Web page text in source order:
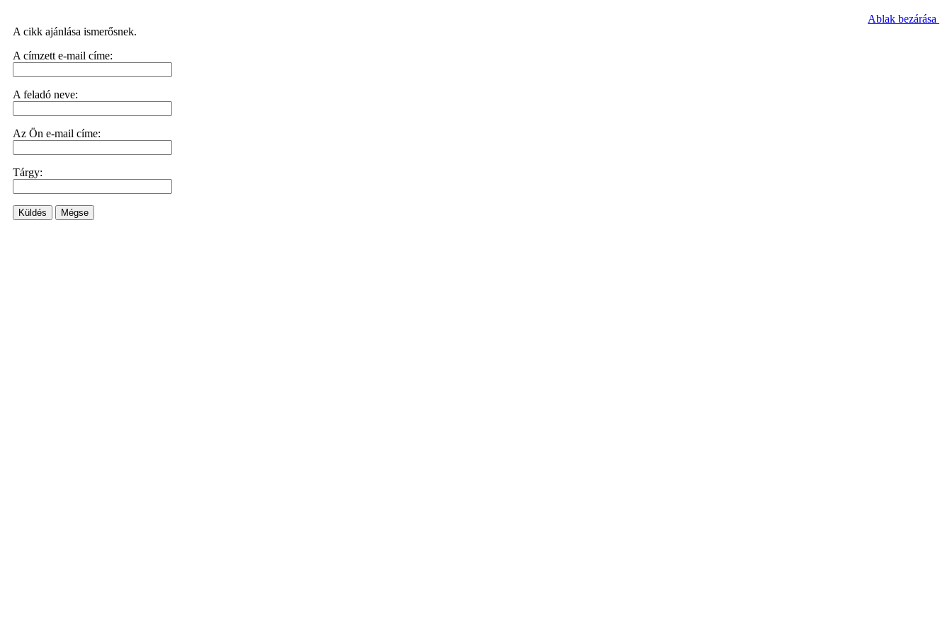
Ablak bezárása
A cikk ajánlása ismerősnek.
A címzett e-mail címe:
A feladó neve:
Az Ön e-mail címe:
Tárgy:
Küldés Mégse